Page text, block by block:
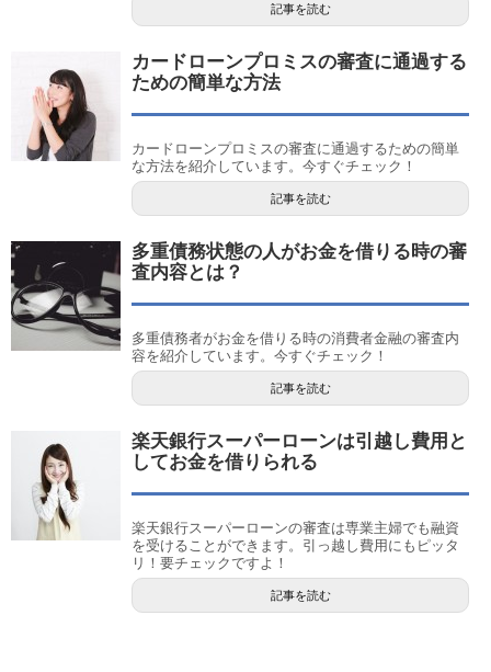
記事を読む
カードローンプロミスの審査に通過する
ための簡単な方法
カードローンプロミスの審査に通過するための簡単
な方法を紹介しています。今すぐチェック！
記事を読む
多重債務状態の人がお金を借りる時の審
査内容とは？
多重債務者がお金を借りる時の消費者金融の審査内
容を紹介しています。今すぐチェック！
記事を読む
楽天銀行スーパーローンは引越し費用と
してお金を借りられる
楽天銀行スーパーローンの審査は専業主婦でも融資
を受けることができます。引っ越し費用にもピッタ
リ！要チェックですよ！
記事を読む